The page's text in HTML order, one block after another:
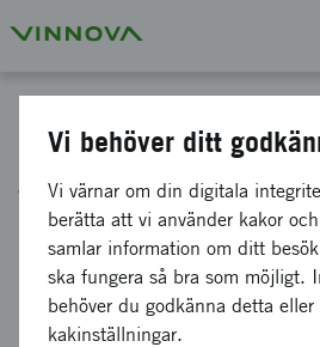
Automatiserad AI-
analys av icke
emotionella
mellanmänsklig
Vi behöver ditt
Vi värnar om din digitala
berätta att vi använder kakor
samlar information om ditt
ska fungera så bra som möjligt.
behöver du godkänna detta
kakinställningar.